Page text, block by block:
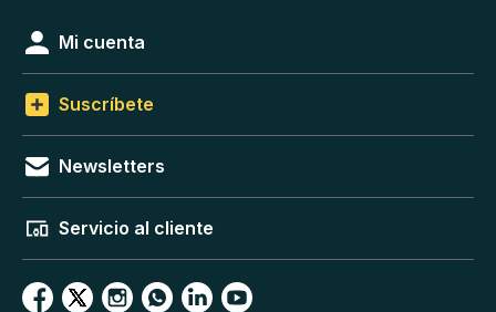
Mi cuenta
Suscríbete
Newsletters
Servicio al cliente